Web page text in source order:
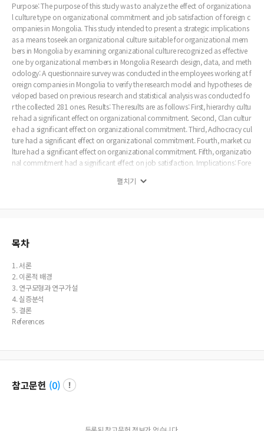
Purpose: The purpose of this study was to analyze the effect of organizationa
l culture type on organizational commitment and job satisfaction of foreign c
ompanies in Mongolia. This study intended to present a strategic implications
as a means toseek an organizational culture suitable for organizational mem
bers in Mongolia by examining organizational culture recognized as effective
one by organizational members in Mongolia Research design, data, and meth
odology: A questionnaire survey was conducted in the employees working at f
oreign companies in Mongolia to verify the research model and hypotheses de
veloped based on previous research and statistical analysis was conducted fo
r the collected 281 ones. Results: The results are as follows: First, hierarchy cultu
re had a significant effect on organizational commitment. Second, Clan cultur
e had a significant effect on organizational commitment. Third, Adhocracy cul
ture had a significant effect on organizational commitment. Fourth, market cu
lture had a significant effect on organizational commitment. Fifth, organizatio
nal commitment had a significant effect on job satisfaction. Implications: Fore
mproving organizational commitment and job satisfaction of organization
ture with reference the results of this study showing that hierarchy culture, mark
ontinuously improve job satisfaction through organizational commitment.
펼치기
목차
1. 서론
2. 이론적 배경
3. 연구모형과 연구가설
4. 실증분석
5. 결론
References
참고문헌 (0)